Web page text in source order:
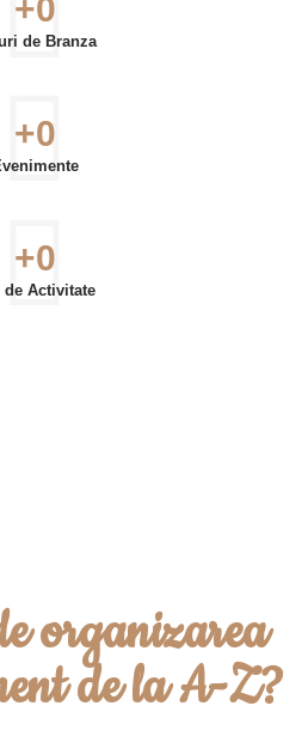
de Branza
+0
+0
de Activitate
+0
organizarea
de la A-Z?